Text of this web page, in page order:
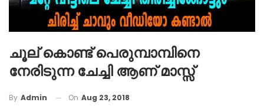
ചൂല് കൊണ്ട് പെരുമ്പാമ്പിനെ
നേരിടുന്ന ചേച്ചി ആണ് മാസ്സ്
By Admin On Aug 23, 2018